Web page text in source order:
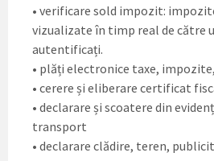
• verificare sold impozit:
vizualizate în timp real de către
autentificați.
• plăți electronice taxe,
• cerere și eliberare certificat
• declarare și scoatere din
transport
• declarare clădire, teren,